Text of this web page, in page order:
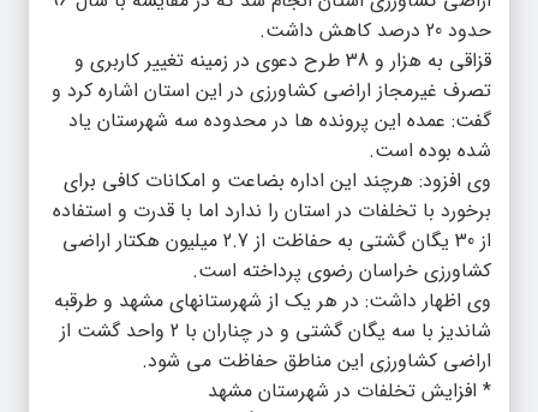
حدود 20 درصد کاهش داشت.
قزاقی به هزار و 38 طرح دعوی در زمینه تغییر کاربری و
تصرف غیرمجاز اراضی کشاورزی در این استان اشاره کرد و
گفت: عمده این پرونده ها در محدوده سه شهرستان یاد
شده بوده است.
وی افزود: هرچند این اداره بضاعت و امکانات کافی برای
برخورد با تخلفات در استان را ندارد اما با قدرت و استفاده
از 30 یگان گشتی به حفاظت از 2.7 میلیون هکتار اراضی
کشاورزی خراسان رضوی پرداخته است.
وی اظهار داشت: در هر یک از شهرستانهای مشهد و طرقبه
شاندیز با سه یگان گشتی و در چناران با 2 واحد گشت از
اراضی کشاورزی این مناطق حفاظت می شود.
* افزایش تخلفات در شهرستان مشهد